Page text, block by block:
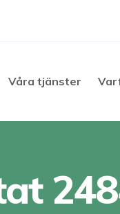
Våra tjänster